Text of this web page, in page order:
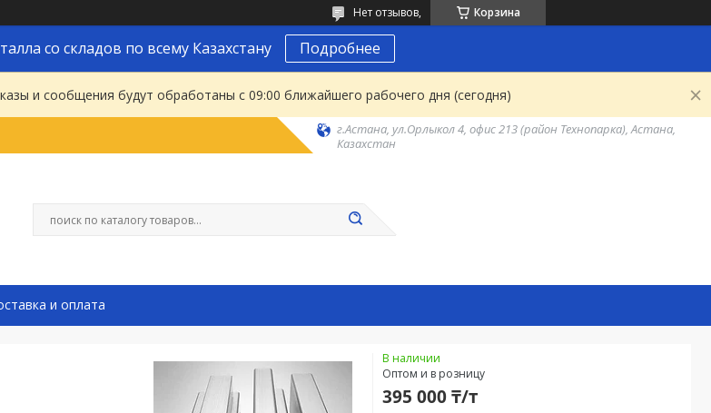
Корзина
Нет отзывов,
со складов по всему Казахстану Подробнее
и сообщения будут обработаны с 09:00 ближайшего рабочего дня (сегодня)
г.Астана, ул.Орлыкол 4, офис 213 (район Технопарка), Астана,
Казахстан
и оплата
В наличии
Оптом и в розницу
395 000 ₸/т